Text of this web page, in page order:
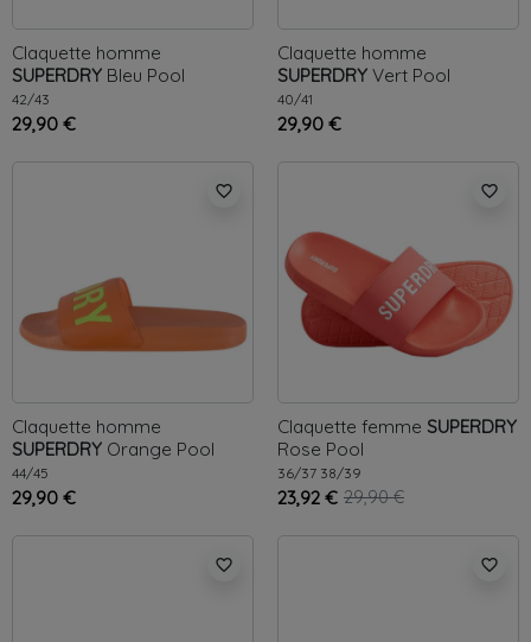
Claquette homme
SUPERDRY Bleu Pool
42/43
29,90 €
Claquette homme
SUPERDRY Vert Pool
40/41
29,90 €
favorite_border
Claquette homme
SUPERDRY Orange Pool
44/45
29,90 €
favorite_border
Claquette femme SUPERDRY
Rose Pool
36/37 38/39
23,92 € 29,90 €
favorite_border favorite_border